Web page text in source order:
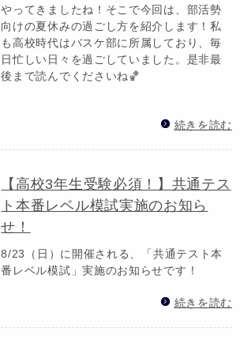
やってきましたね！そこで今回は、部活勢
向けの夏休みの過ごし方を紹介します！私
も高校時代はバスケ部に所属しており、毎
日忙しい日々を過ごしていました。是非最
後まで読んでくださいね🏀
続きを読む
【高校3年生受験必須！】共通テス
ト本番レベル模試実施のお知ら
せ！
8/23（日）に開催される、「共通テスト本
番レベル模試」実施のお知らせです！
続きを読む